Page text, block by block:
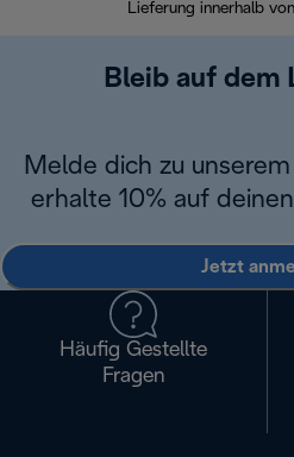
Lieferung innerhalb
Bleib auf dem
Melde dich zu
erhalte 10% auf
Jetzt
Häufig Gestellte
Fragen